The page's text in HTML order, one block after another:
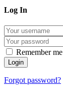
Log In
Remember me
Forgot password?